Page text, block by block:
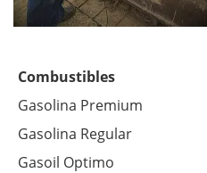
Combustibles
Gasolina Premium
Gasolina Regular
Gasoil Optimo